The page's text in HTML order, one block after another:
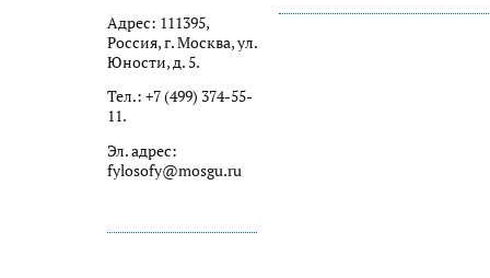
Адрес: 111395,
Россия, г. Москва, ул.
Юности, д. 5.
Тел.: +7 (499) 374-55-
11.
Эл. адрес:
fylosofy@mosgu.ru